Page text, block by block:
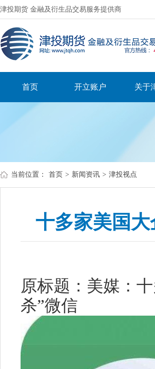
津投期货 金融及衍生品交易服务提供商
首页 开立账户 关于
当前位置： 首页 > 新闻资讯 > 津投视点
十多家美国
原标题：美媒：
杀”微信